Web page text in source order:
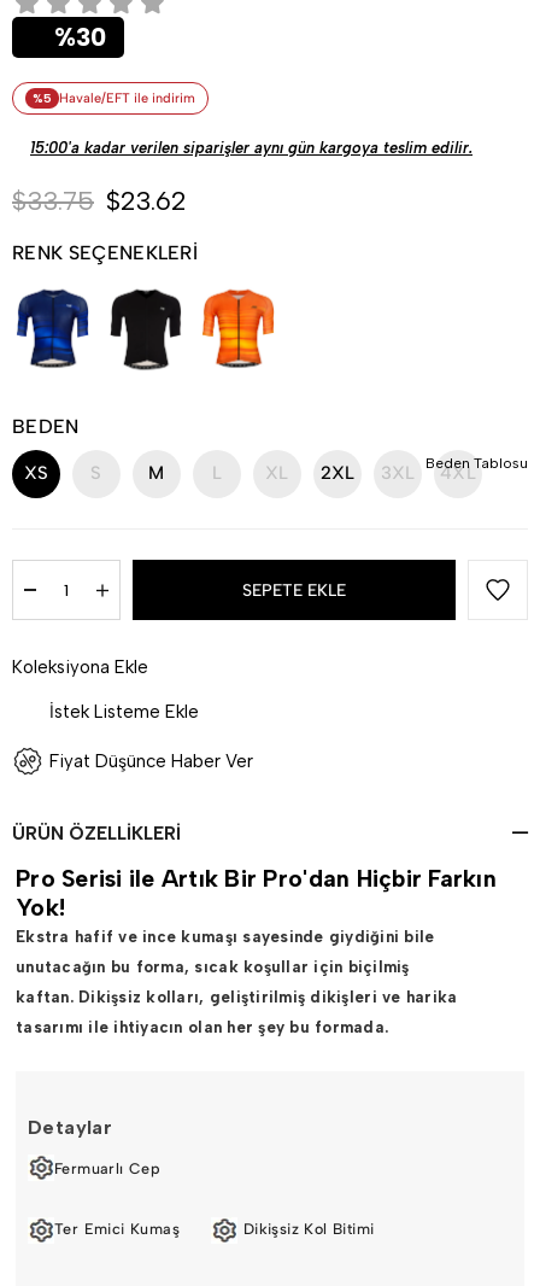
30
%5 Havale/EFT ile indirim
15:00'a kadar verilen siparişler aynı gün kargoya teslim edilir.
$33.75 $23.62
RENK SEÇENEKLERİ
BEDEN
XS S M L XL 2XL 3XL 4XL
Beden Tablosu
Koleksiyona Ekle
İstek Listeme Ekle
Fiyat Düşünce Haber Ver
ÜRÜN ÖZELLIKLERI
Pro Serisi ile Artık Bir Pro'dan Hiçbir Farkın
Yok!
Ekstra hafif ve ince kumaşı sayesinde giydiğini bile
unutacağın bu forma, sıcak koşullar için biçilmiş
kaftan. Dikişsiz kolları, geliştirilmiş dikişleri ve harika
tasarımı ile ihtiyacın olan her şey bu formada.
Detaylar
Fermuarlı Cep
Ter Emici Kumaş Dikişsiz Kol Bitimi